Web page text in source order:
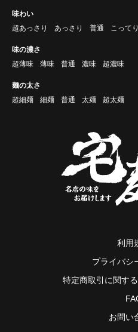
味わい
超あっさり
あっさり 普通 こってり
味の濃さ
超薄味
薄味 普通 濃味 超濃味
麺の太さ
超細麺
細麺 普通 太麺 超太麺
利用
プライバシ
特定商取引に関す
お問い